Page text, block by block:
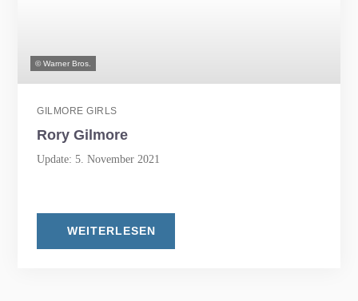
© Warner Bros.
GILMORE GIRLS
Rory Gilmore
Update: 5. November 2021
WEITERLESEN